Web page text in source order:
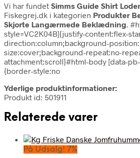
Vi har fundet Simms Guide Shirt
Fiskegrej.dk i kategorien Produkter
Skjorte Langærmede Beklædning.
style=VC2K04B]{justify-content:flex-
direction:column;background-
size:cover;background-repeat:no-
attachment:scroll}#html-body [data-
{border-style:no
Yderlige produktinformationer:
Produkt id: 501911
Relaterede varer
På Udsalg! 7%